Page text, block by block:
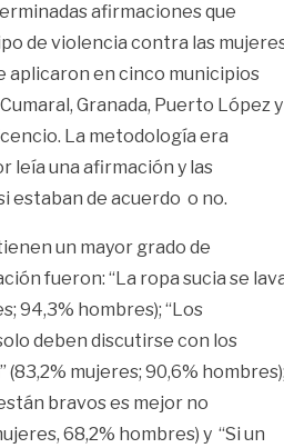
afirmaciones que
de violencia contra las
aplicaron en cinco municipios
Granada, Puerto López
La metodología era
leía una afirmación y las
estaban de acuerdo o no.
un mayor grado de
fueron: “La ropa sucia se
94,3% hombres); “Los
deben discutirse con los
(83,2% mujeres; 90,6%
bravos es mejor no
68,2% hombres) y “Si un